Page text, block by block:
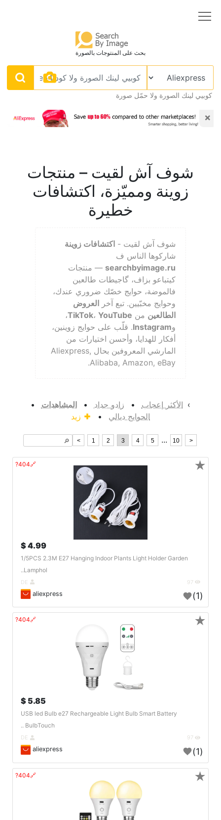
بحث على المنتوجات بالصورة
كوبيي لينك الصورة ولا حمّل صورة
×
شوف آش لقيت – منتجات
زوينة ومميّزة، اكتشافات
خطيرة
شوف آش لقيت - اكتشافات زوينة
شاركوها الناس ف
searchbyimage.ru — منتجات
كيتباعو بزاف، گاجيطات طالعين
فالموضة، حوايج خصّك ضروري عندك،
وحوايج مخبّيين. تبع آخر العروض
الطالعين من TikTok، YouTube
،
وInstagram. قلّب على حوايج زوينين،
أفكار للهدايا، وأحسن اختيارات من
المارشي المعروفين بحال Aliexpress,
Alibaba, Amazon, eBay.
› الأكثر إعجاب • زادو جداد • المشاهدات
•
الحوايج ديالي
• زيد
< 1 2 3 4 5 ... 10 >
🔎︎
🔗404?
4.99 $
1/5PCS 2.3M E27 Hanging Indoor Plants Light Holder Garden
Lamphol..
aliexpress (1)
★
🔗404?
5.85 $
USB led Bulb e27 Rechargeable Light Bulb Smart Battery
BulbTouch ..
aliexpress (1)
★
🔗404? ★